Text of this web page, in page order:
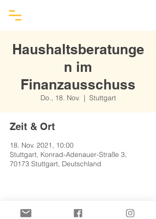
Haushaltsberatunge
n im
Finanzausschuss
Do., 18. Nov.
  |
Stuttgart
Zeit & Ort
18. Nov. 2021, 10:00
Stuttgart, Konrad-Adenauer-Straße 3,
70173 Stuttgart, Deutschland